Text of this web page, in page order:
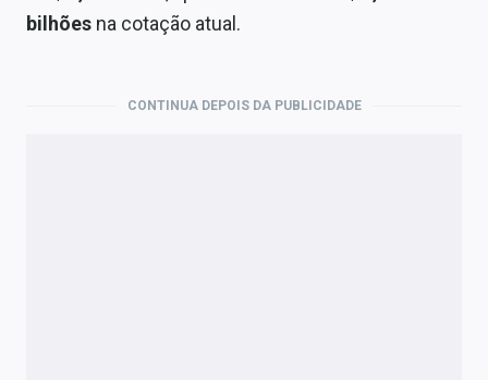
bilhões na cotação atual.
CONTINUA DEPOIS DA PUBLICIDADE